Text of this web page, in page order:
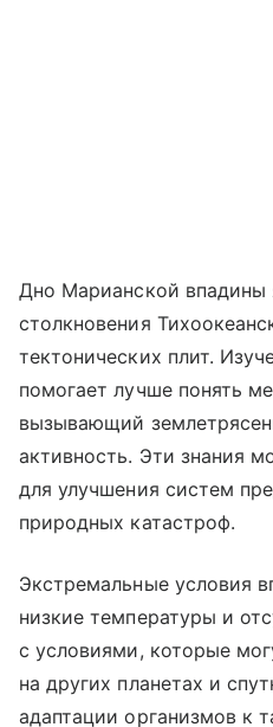
Дно Марианской впадины
столкновения
тектонических плит.
помогает лучше понять
вызывающий
активность. Эти знания
для улучшения систем
природных катастроф.
Экстремальные условия
низкие температуры и
с условиями, которые
на других планетах и
адаптации организмов к